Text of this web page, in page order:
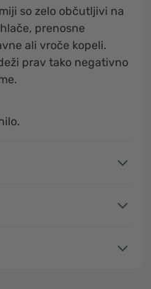
so zelo občutljivi na
prenosne
ali vroče kopeli.
prav tako negativno